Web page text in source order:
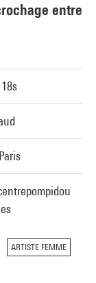
entre
ARTISTE FEMME